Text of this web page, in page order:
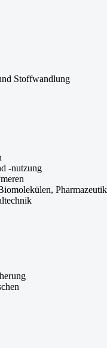
Stoffwandlung
-nutzung
Pharmazeutika